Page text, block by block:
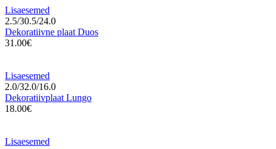
Lisaesemed
2.5/30.5/24.0
Dekoratiivne plaat Duos
31.00€
Lisaesemed
2.0/32.0/16.0
Dekoratiivplaat Lungo
18.00€
Lisaesemed